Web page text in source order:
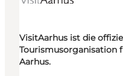
VisitAarhus ist die
Tourismusorganisation
Aarhus.